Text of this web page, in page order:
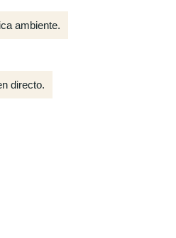
ambiente.
directo.